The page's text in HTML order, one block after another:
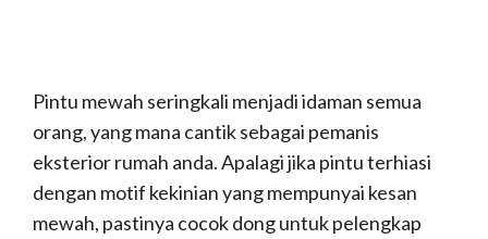
Pintu mewah seringkali menjadi idaman semua
orang, yang mana cantik sebagai pemanis
eksterior rumah anda. Apalagi jika pintu terhiasi
dengan motif kekinian yang mempunyai kesan
mewah, pastinya cocok dong untuk pelengkap